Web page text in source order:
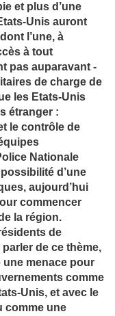
et plus d’une
Unis auront
l’une, à
à tout
pas auparavant -
de charge de
les Etats-Unis
étranger :
le contrôle de
Nationale
d’une
aujourd’hui
commencer
la région.
de
parler de ce thème,
menace pour
comme
Unis, et avec le
comme une